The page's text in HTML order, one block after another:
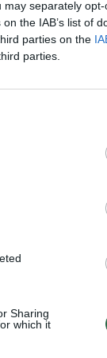
may separately
the IAB’s list of
parties on the
parties.
Sharing
which it
pėsčiųjų
sunkiai
diena